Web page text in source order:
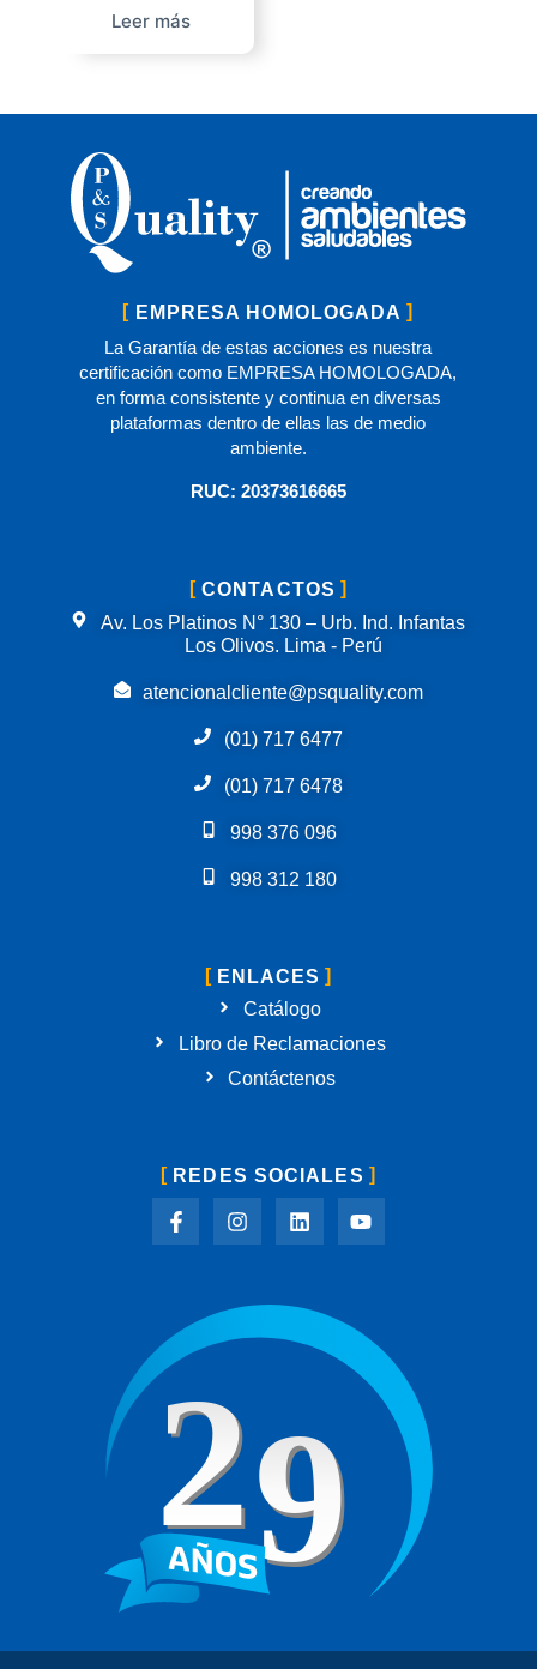
Leer más
EMPRESA HOMOLOGADA
La Garantía de estas acciones es nuestra
certificación como EMPRESA HOMOLOGADA,
en forma consistente y continua en diversas
plataformas dentro de ellas las de medio
ambiente.
RUC: 20373616665
CONTACTOS
Av. Los Platinos N° 130 – Urb. Ind. Infantas
Los Olivos. Lima - Perú
atencionalcliente@psquality.com
(01) 717 6477
(01) 717 6478
998 376 096
998 312 180
ENLACES
Catálogo
Libro de Reclamaciones
Contáctenos
REDES SOCIALES